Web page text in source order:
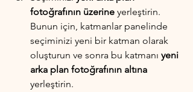
fotoğrafının üzerine yerleştirin.
Bunun için, katmanlar panelinde
seçiminizi yeni bir katman olarak
oluşturun ve sonra bu katmanı yeni
arka plan fotoğrafının altına
yerleştirin.